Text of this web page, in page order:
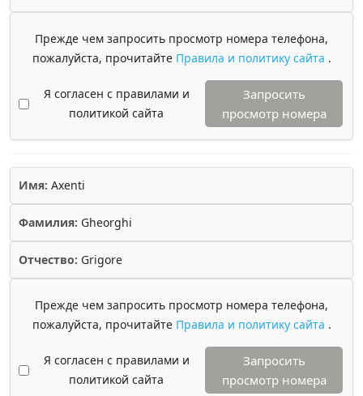
Прежде чем запросить просмотр номера телефона,
пожалуйста, прочитайте Правила и политику сайта .
Я согласен с правилами и
политикой сайта
Запросить
просмотр номера
Имя: Axenti
Фамилия: Gheorghi
Отчество: Grigore
Прежде чем запросить просмотр номера телефона,
пожалуйста, прочитайте Правила и политику сайта .
Я согласен с правилами и
политикой сайта
Запросить
просмотр номера